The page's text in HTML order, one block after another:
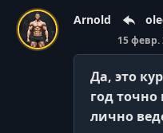
Arnold
15 февр.
Да, это
год точно
лично